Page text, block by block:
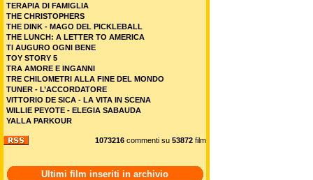
TERAPIA DI FAMIGLIA
THE CHRISTOPHERS
THE DINK - MAGO DEL PICKLEBALL
THE LUNCH: A LETTER TO AMERICA
TI AUGURO OGNI BENE
TOY STORY 5
TRA AMORE E INGANNI
TRE CHILOMETRI ALLA FINE DEL MONDO
TUNER - L’ACCORDATORE
VITTORIO DE SICA - LA VITA IN SCENA
WILLIE PEYOTE - ELEGIA SABAUDA
YALLA PARKOUR
1073216 commenti su 53872 film
Ultimi film inseriti in archivio